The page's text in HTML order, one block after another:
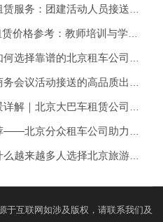
于互联网如涉及版权，请联系我们及